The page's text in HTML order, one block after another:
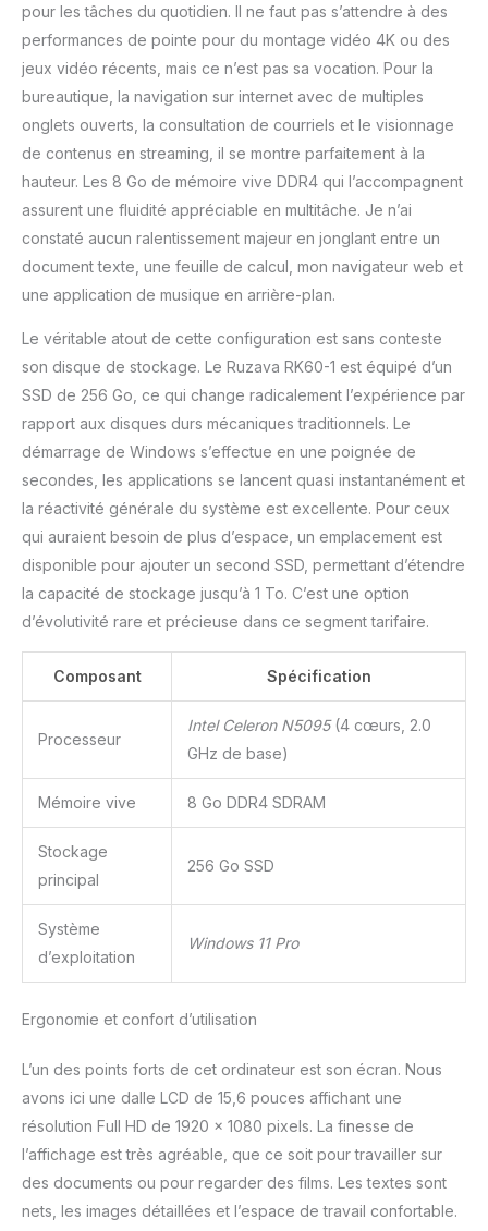
pour les tâches du quotidien. Il ne faut pas s’attendre à des
performances de pointe pour du montage vidéo 4K ou des
jeux vidéo récents, mais ce n’est pas sa vocation. Pour la
bureautique, la navigation sur internet avec de multiples
onglets ouverts, la consultation de courriels et le visionnage
de contenus en streaming, il se montre parfaitement à la
hauteur. Les 8 Go de mémoire vive DDR4 qui l’accompagnent
assurent une fluidité appréciable en multitâche. Je n’ai
constaté aucun ralentissement majeur en jonglant entre un
document texte, une feuille de calcul, mon navigateur web et
une application de musique en arrière-plan.
Le véritable atout de cette configuration est sans conteste
son disque de stockage. Le Ruzava RK60-1 est équipé d’un
SSD de 256 Go, ce qui change radicalement l’expérience par
rapport aux disques durs mécaniques traditionnels. Le
démarrage de Windows s’effectue en une poignée de
secondes, les applications se lancent quasi instantanément et
la réactivité générale du système est excellente. Pour ceux
qui auraient besoin de plus d’espace, un emplacement est
disponible pour ajouter un second SSD, permettant d’étendre
la capacité de stockage jusqu’à 1 To. C’est une option
d’évolutivité rare et précieuse dans ce segment tarifaire.
Composant Spécification
Processeur
Intel Celeron N5095(4 cœurs, 2.0
GHz de base)
Mémoire vive 8 Go DDR4 SDRAM
Stockage
principal
256 Go SSD
Système
d’exploitation
Windows 11 Pro
Ergonomie et confort d’utilisation
L’un des points forts de cet ordinateur est son écran. Nous
avons ici une dalle LCD de 15,6 pouces affichant une
résolution Full HD de 1920 x 1080 pixels. La finesse de
l’affichage est très agréable, que ce soit pour travailler sur
des documents ou pour regarder des films. Les textes sont
nets, les images détaillées et l’espace de travail confortable.